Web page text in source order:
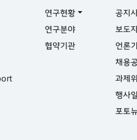
연구현황
연구분야
협약기관
공지
보도
언론
채용
과제
행사
포토